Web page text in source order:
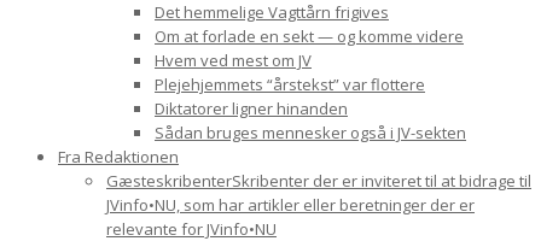
Det hemmelige Vagttårn frigives
Om at forlade en sekt — og komme videre
Hvem ved mest om JV
Plejehjemmets “årstekst” var flottere
Diktatorer ligner hinanden
Sådan bruges mennesker også i JV-sekten
Fra Redaktionen
GæsteskribenterSkribenter der er inviteret til at bidrage til
JVinfo•NU, som har artikler eller beretninger der er
relevante for JVinfo•NU